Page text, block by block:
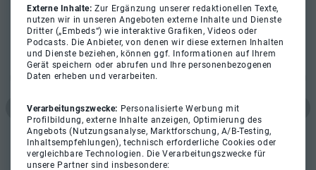
Externe Inhalte:Zur Ergänzung unserer redaktionellen Texte,
nutzen wir in unseren Angeboten externe Inhalte und Dienste
Dritter („Embeds“) wie interaktive Grafiken, Videos oder
Podcasts. Die Anbieter, von denen wir diese externen Inhalten
und Dienste beziehen, können ggf. Informationen auf Ihrem
Gerät speichern oder abrufen und Ihre personenbezogenen
Daten erheben und verarbeiten.
Verarbeitungszwecke: Personalisierte Werbung mit
Profilbildung, externe Inhalte anzeigen, Optimierung des
Angebots (Nutzungsanalyse, Marktforschung, A/B-Testing,
Inhaltsempfehlungen), technisch erforderliche Cookies oder
vergleichbare Technologien. Die Verarbeitungszwecke für
unsere Partner sind insbesondere: